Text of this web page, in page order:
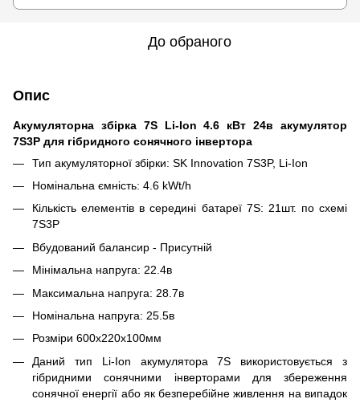
До обраного
Опис
Акумуляторна збірка 7S Li-Ion 4.6 кВт 24в акумулятор
7S3P для гібридного сонячного інвертора
Тип акумуляторної збірки: SK Innovation 7S3P, Li-Ion
Номінальна ємність: 4.6 kWt/h
Кількість елементів в середині батареї 7S: 21шт. по схемі
7S3P
Вбудований балансир - Присутній
Мінімальна напруга: 22.4в
Максимальна напруга: 28.7в
Номінальна напруга: 25.5в
Розміри 600x220x100мм
Даний тип Li-Ion акумулятора 7S використовується з
гібридними сонячними інверторами для збереження
сонячної енергії або як безперебійне живлення на випадок